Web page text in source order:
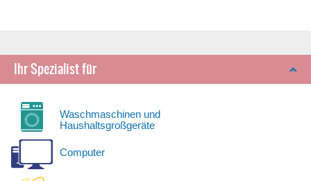
Ihr Spezialist für
Waschmaschinen und
Haushaltsgroßgeräte
Computer